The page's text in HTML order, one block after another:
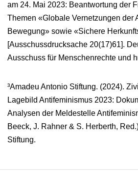
am 24. Mai 2023: Beantwortung der
Themen «Globale Vernetzungen der
Bewegung» sowie «Sichere
[Ausschussdrucksache 20(17)61].
Ausschuss für Menschenrechte und
³Amadeu Antonio Stiftung. (2024).
Lagebild Antifeminismus 2023:
Analysen der Meldestelle
Beeck, J. Rahner & S. Herberth,
Stiftung.